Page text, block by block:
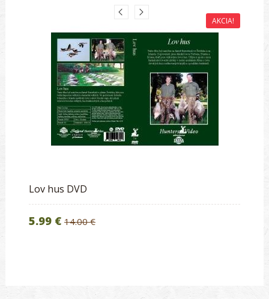
AKCIA!
Lov hus DVD
5.99 € 14.00 €